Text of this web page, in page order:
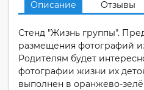
Описание Отзывы
Стенд "Жизнь группы".
размещения фотографий
Родителям будет
фотографии жизни их
выполнен в оранжево-